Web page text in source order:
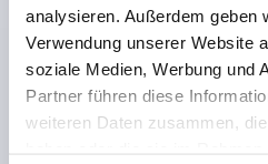
analysieren. Außerdem geben
Verwendung unserer Website
soziale Medien, Werbung und
Partner führen diese
weiteren Daten zusammen,
K1345